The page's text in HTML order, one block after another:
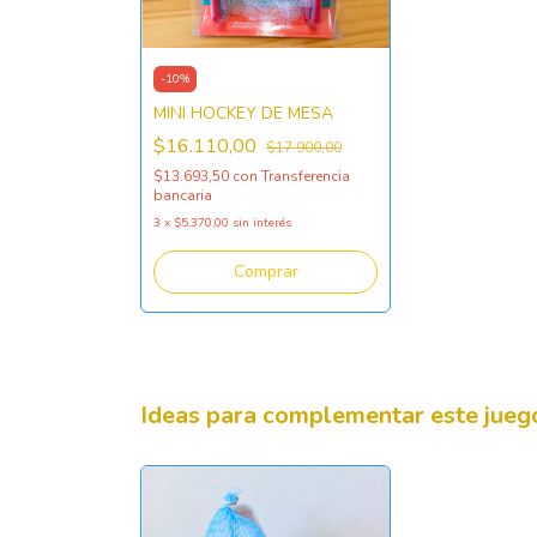
-10%
MINI HOCKEY DE MESA
$16.110,00 $17.900,00
$13.693,50 con Transferencia
bancaria
3 x $5.370,00 sin interés
Ideas para complementar este